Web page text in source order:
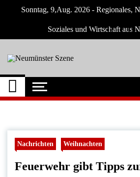
Sonntag, 9,Aug. 2026 - Regionales,
Soziales und Wirtschaft aus
Neumünster
Neuigkeiten und
Neumünster und Umgebung
Nachrichten Weihnachten
Feuerwehr gibt Tipps